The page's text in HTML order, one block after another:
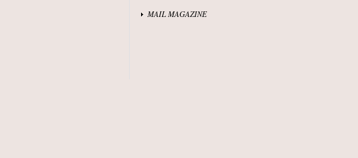
MAIL MAGAZINE